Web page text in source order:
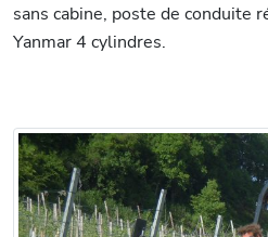
sans cabine, poste de conduite
Yanmar 4 cylindres.